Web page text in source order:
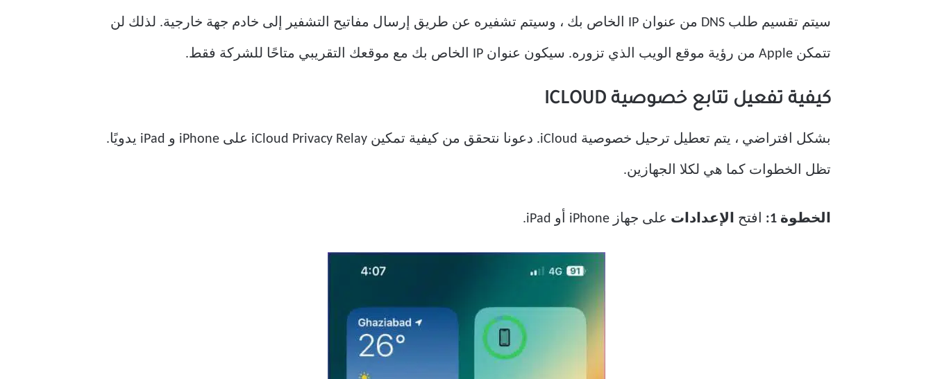
سيتم تقسيم طلب DNS من عنوان IP الخاص بك ، وسيتم تشفيره عن طريق إرسال مفاتيح التشفير إلى خادم جهة خارجية. لذلك لن
تتمكن Apple من رؤية موقع الويب الذي تزوره. سيكون عنوان IP الخاص بك مع موقعك التقريبي متاحًا للشركة فقط.
كيفية تفعيل تتابع خصوصية ICLOUD
بشكل افتراضي ، يتم تعطيل ترحيل خصوصية iCloud. دعونا نتحقق من كيفية تمكين iCloud Privacy Relay على iPhone و iPad يدويًا.
تظل الخطوات كما هي لكلا الجهازين.
الخطوة 1: افتح الإعدادات على جهاز iPhone أو iPad.